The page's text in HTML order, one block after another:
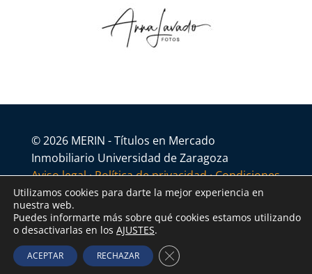
© 2026 MERIN - Títulos en Mercado
Inmobiliario Universidad de Zaragoza
Aviso legal·Política de privacidad·Condiciones
generales
Utilizamos cookies para darte la mejor experiencia en
nuestra web.
Puedes informarte más sobre qué cookies estamos utilizando
o desactivarlas en los AJUSTES.
ACEPTAR RECHAZAR Cerrar el banner de cookies